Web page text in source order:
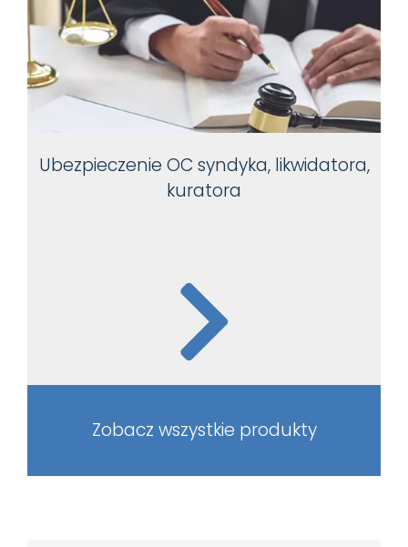
Ubezpieczenie OC syndyka, likwidatora,
kuratora
Zobacz wszystkie produkty